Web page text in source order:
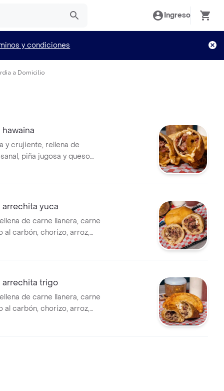
Ingreso
y condiciones
a Domicilio
hawaina
y crujiente, rellena de
piña jugosa y queso
combinación intensa, dulce
arrechita yuca
de carne llanera, carne
al carbón, chorizo, arroz,
queso chitagá
arrechita trigo
de carne llanera, carne
al carbón, chorizo, arroz,
queso chitagá